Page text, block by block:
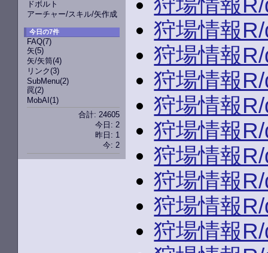
ドボルト
アーチャー/スキル/矢作成
今日の7件
FAQ(7)
矢(5)
矢/矢筒(4)
リンク(3)
SubMenu(2)
罠(2)
MobAI(1)
合計: 24605
今日: 2
昨日: 1
今: 2
狩場情報
狩場情報
狩場情報
狩場情報
狩場情報
狩場情報
狩場情報
狩場情報
狩場情報